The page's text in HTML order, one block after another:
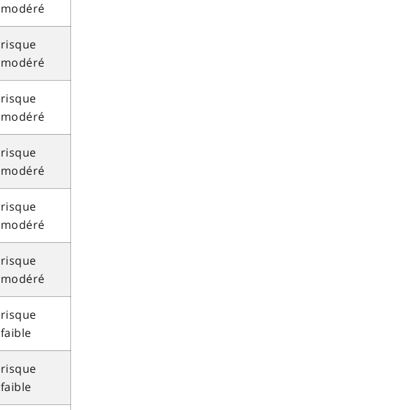
modéré
risque
modéré
risque
modéré
risque
modéré
risque
modéré
risque
modéré
risque
faible
risque
faible